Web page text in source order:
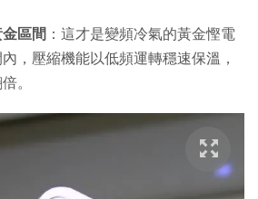
區間 ：這才是變頻冷氣的黃金慳電
，壓縮機能以低頻運轉穩速保溫，
。